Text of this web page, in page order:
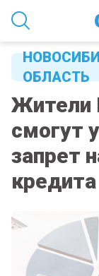
ОБЛАСТЬ
Жители
смогут
запрет
кредита